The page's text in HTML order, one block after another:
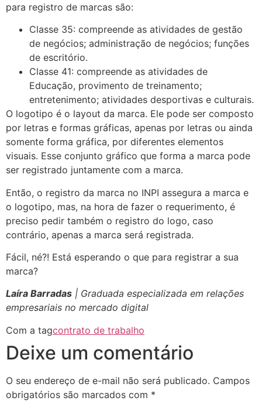
para registro de marcas são:
Classe 35: compreende as atividades de gestão
de negócios; administração de negócios; funções
de escritório.
Classe 41: compreende as atividades de
Educação, provimento de treinamento;
entretenimento; atividades desportivas e culturais.
O logotipo é o layout da marca. Ele pode ser composto
por letras e formas gráficas, apenas por letras ou ainda
somente forma gráfica, por diferentes elementos
visuais. Esse conjunto gráfico que forma a marca pode
ser registrado juntamente com a marca.
Então, o registro da marca no INPI assegura a marca e
o logotipo, mas, na hora de fazer o requerimento, é
preciso pedir também o registro do logo, caso
contrário, apenas a marca será registrada.
Fácil, né?! Está esperando o que para registrar a sua
marca?
Laíra Barradas | Graduada especializada em relações
empresariais no mercado digital
Com a tagcontrato de trabalho
Deixe um comentário
O seu endereço de e-mail não será publicado. Campos
obrigatórios são marcados com *